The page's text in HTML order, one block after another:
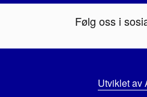
Følg oss i
Utviklet av